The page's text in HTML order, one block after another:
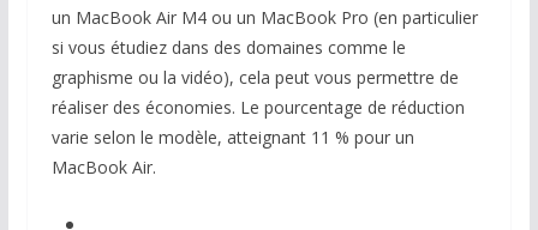
un MacBook Air M4 ou un MacBook Pro (en particulier
si vous étudiez dans des domaines comme le
graphisme ou la vidéo), cela peut vous permettre de
réaliser des économies. Le pourcentage de réduction
varie selon le modèle, atteignant 11 % pour un
MacBook Air.